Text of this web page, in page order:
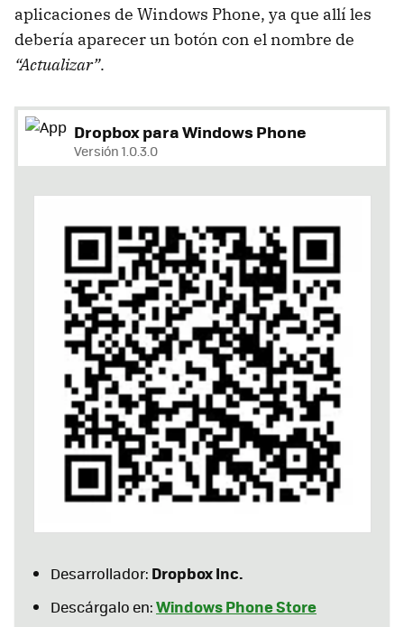
aplicaciones de Windows Phone, ya que allí les
debería aparecer un botón con el nombre de
“Actualizar”.
Dropbox para Windows Phone
Versión 1.0.3.0
Desarrollador: Dropbox Inc.
Descárgalo en:Windows Phone Store